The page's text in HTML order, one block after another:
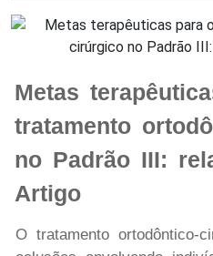
Metas
tratamento
no Padrão III:
Artigo
O tratamento ortodôntico-